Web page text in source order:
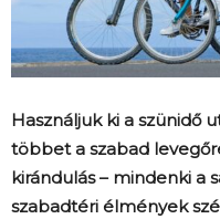
Használjuk ki a szünidő
többet a szabad
kirándulás – mindenki a
szabadtéri élmények